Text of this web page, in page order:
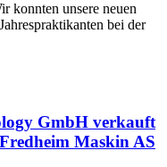
konnten unsere neuen
bei der
GmbH verkauft
Maskin AS